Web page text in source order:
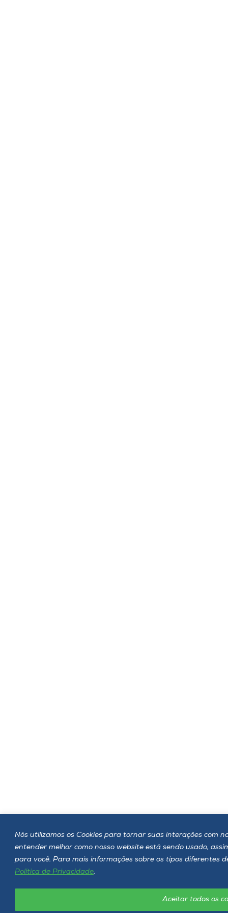
Nós utilizamos os Cookies para tornar suas interações com
entender melhor como nosso website está sendo usado,
para você. Para mais informações sobre os tipos diferentes
Política de Privacidade.
Aceitar todos os